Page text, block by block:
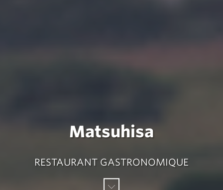
Matsuhisa
RESTAURANT GASTRONOMIQUE